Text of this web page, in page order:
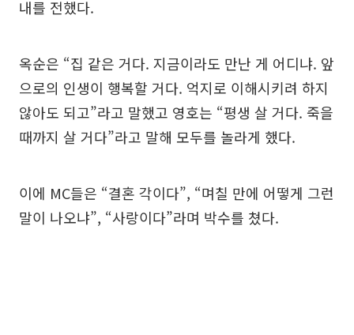
내를 전했다.
옥순은 “집 같은 거다. 지금이라도 만난 게 어디냐. 앞
으로의 인생이 행복할 거다. 억지로 이해시키려 하지
않아도 되고”라고 말했고 영호는 “평생 살 거다. 죽을
때까지 살 거다”라고 말해 모두를 놀라게 했다.
이에 MC들은 “결혼 각이다”, “며칠 만에 어떻게 그런
말이 나오냐”, “사랑이다”라며 박수를 쳤다.